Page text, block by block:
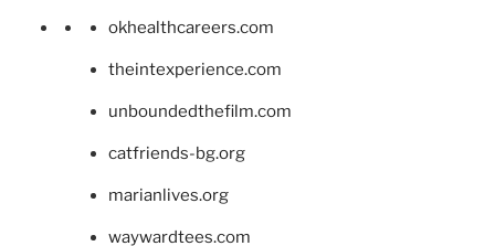
okhealthcareers.com
theintexperience.com
unboundedthefilm.com
catfriends-bg.org
marianlives.org
waywardtees.com